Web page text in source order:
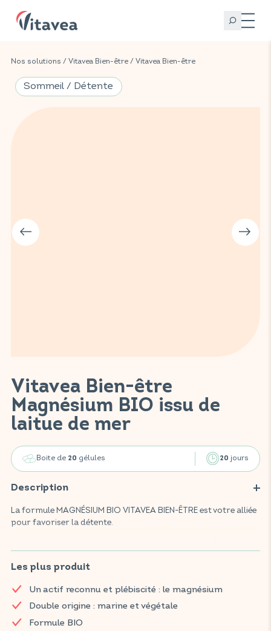
Nos solutions / Vitavea Bien-être / Vitavea Bien-être
Vitavea Bien-être
Magnésium BIO issu de
laitue de mer
Boite de 20 gélules 20 jours
Description
La formule MAGNÉSIUM BIO VITAVEA BIEN-ÊTRE est votre alliée
pour favoriser la détente.
laitue de mer, aide à maintenir le bon fonctionnement du
système nerveux, à réduire la fatigue et à favoriser la détente
Retrouvez vos produits VITAVEA BIEN-ÊTRE dans toutes vos
grandes surfaces préférées.
Les plus produit
Un actif reconnu et plébiscité : le magnésium
Double origine : marine et végétale
Formule BIO
Sommeil / Détente